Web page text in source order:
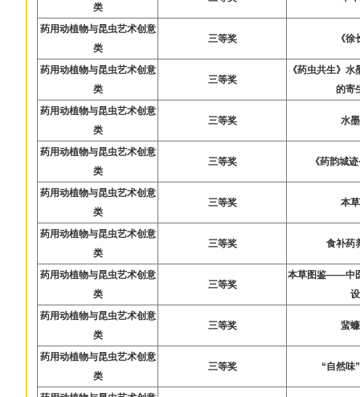
类
药用动植物与昆虫艺术创意
类
三等奖 《
药用动植物与昆虫艺术创意
类
三等奖
《药虫共生》
的寄
药用动植物与昆虫艺术创意
类
三等奖 水
药用动植物与昆虫艺术创意
类
三等奖 《药韵城
药用动植物与昆虫艺术创意
类
三等奖 本
药用动植物与昆虫艺术创意
类
三等奖 食补药
药用动植物与昆虫艺术创意
类
三等奖
本草图鉴——中
药用动植物与昆虫艺术创意
类
三等奖 蜚
药用动植物与昆虫艺术创意
类
三等奖 “自然味